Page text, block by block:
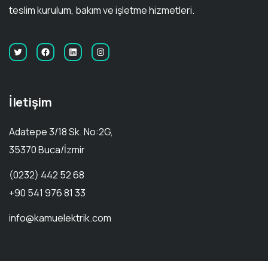
teslim kurulum, bakım ve işletme hizmetleri.
İletişim
Adatepe 3/18 Sk. No:2G,
35370 Buca/İzmir
(0232) 442 52 68
+90 541 976 81 33
info@kamuelektrik.com